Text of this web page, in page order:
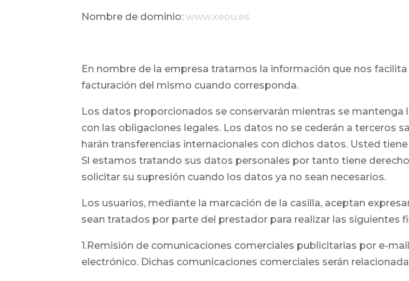
Nombre de dominio:www.xeou.es
En nombre de la empresa tratamos la información que nos
facturación del mismo cuando corresponda.
Los datos proporcionados se conservarán mientras se
con las obligaciones legales. Los datos no se cederán a terceros
harán transferencias internacionales con dichos datos. Usted
Sl estamos tratando sus datos personales por tanto tiene
solicitar su supresión cuando los datos ya no sean necesarios.
Los usuarios, mediante la marcación de la casilla, aceptan
sean tratados por parte del prestador para realizar las siguientes
1.Remisión de comunicaciones comerciales publicitarias por e-
electrónico. Dichas comunicaciones comerciales serán